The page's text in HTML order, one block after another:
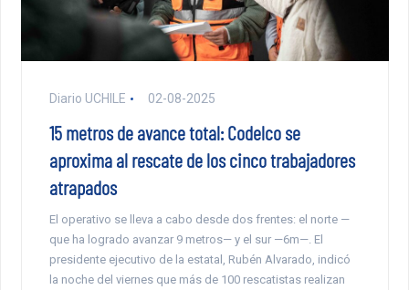
Diario UCHILE 02-08-2025
15 metros de avance total: Codelco se
aproxima al rescate de los cinco trabajadores
atrapados
El operativo se lleva a cabo desde dos frentes: el norte —
que ha logrado avanzar 9 metros— y el sur —6m—. El
presidente ejecutivo de la estatal, Rubén Alvarado, indicó
la noche del viernes que más de 100 rescatistas realizan